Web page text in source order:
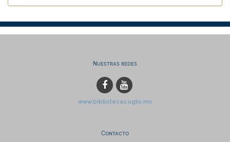
Nuestras redes
www.bibliotecas.ugto.mx
Contacto